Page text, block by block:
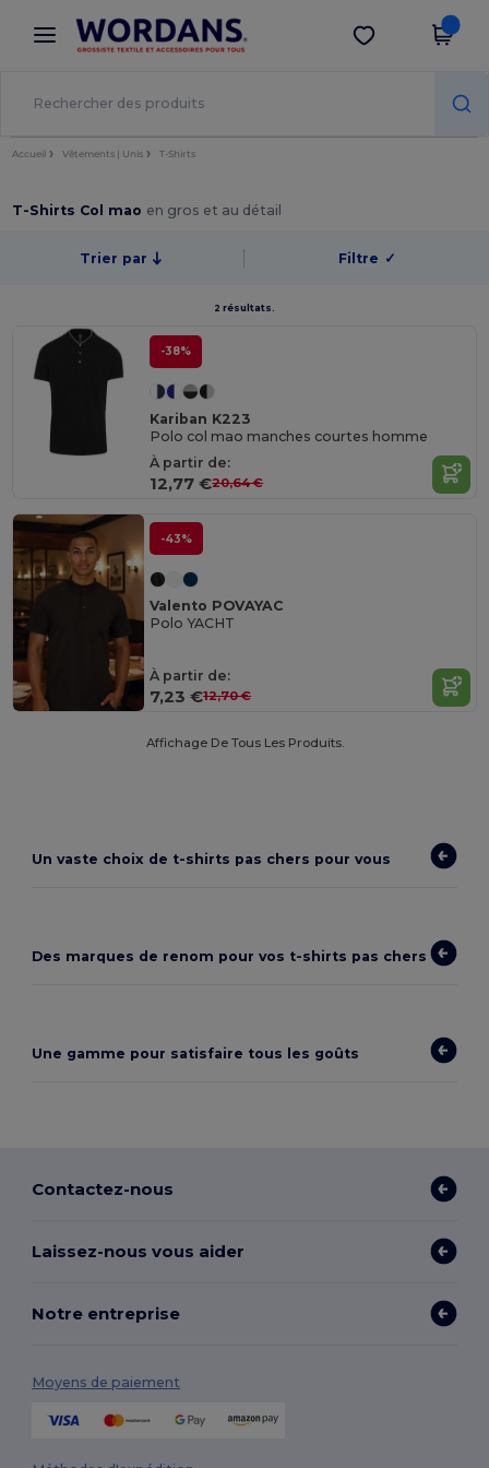
× Appli Wordans
Meilleurs prix sur l’app !
Obtenir l'appli
Accueil Vêtements | Unis T-Shirts
T-Shirts Col mao en gros et au détail
Trier par Filtre ✓
2 résultats.
-38%
Kariban K223
Polo col mao manches courtes homme
À partir de:
12,77 €20,64 €
-43%
Valento POVAYAC
Polo YACHT
À partir de:
7,23 €12,70 €
Affichage De Tous Les Produits.
Un vaste choix de t-shirts pas chers pour vous
Des marques de renom pour vos t-shirts pas chers
Une gamme pour satisfaire tous les goûts
Contactez-nous
Laissez-nous vous aider
Notre entreprise
Moyens de paiement